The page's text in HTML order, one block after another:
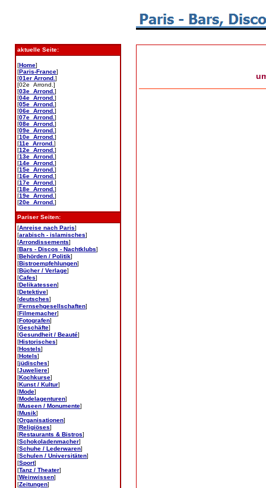
aktuelle Seite:
[Home]
[Paris-France]
[01er Arrond. ]
[02e Arrond.]
[03e Arrond. ]
[04e Arrond. ]
[05e Arrond. ]
[06e Arrond. ]
[07e Arrond. ]
[08e Arrond. ]
[09e Arrond. ]
[10e Arrond. ]
[11e Arrond. ]
[12e Arrond. ]
[13e Arrond. ]
[14e Arrond. ]
[15e Arrond. ]
[16e Arrond. ]
[17e Arrond. ]
[18e Arrond. ]
[19e Arrond. ]
[20e Arrond. ]
Pariser Seiten:
[Anreise nach Paris]
[arabisch - islamisches]
[Arrondissements]
[Bars - Discos - Nachtklubs]
[Behörden / Politik]
[Bistroempfehlungen]
[Bücher / Verlage]
[Cafes]
[Delikatessen]
[Detektive]
[deutsches]
[Fernsehgesellschaften]
[Filmemacher]
[Fotografen]
[Geschäfte]
[Gesundheit / Beauté]
[Historisches]
[Hostels]
[Hotels]
[jüdisches]
[Juweliere]
[Kochkurse]
[Kunst / Kultur]
[Mode]
[Modelagenturen]
[Museen / Monumente]
[Musik]
[Organisationen]
[Religiöses]
[Restaurants & Bistros]
[Schokoladenmacher]
[Schuhe / Lederwaren]
[Schulen / Universitäten]
[Sport]
[Tanz / Theater]
[Weinwissen]
[Zeitungen]